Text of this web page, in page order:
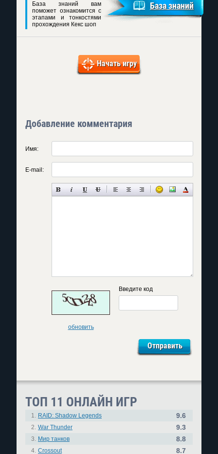
База знаний вам
поможет ознакомится с
этапами и тонкостями
прохождения Кекс шоп
База знаний
Начать игру
Добавление комментария
Имя:
E-mail:
обновить
Введите код
ТОП 11 ОНЛАЙН ИГР
1. RAID: Shadow Legends 9.6
2. War Thunder 9.3
3. Мир танков 8.8
4. Crossout 8.7